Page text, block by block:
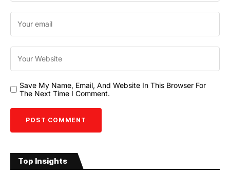
Save My Name, Email, And Website In This Browser For
The Next Time I Comment.
Top Insights